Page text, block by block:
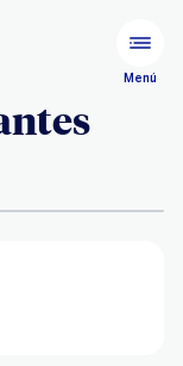
Menú